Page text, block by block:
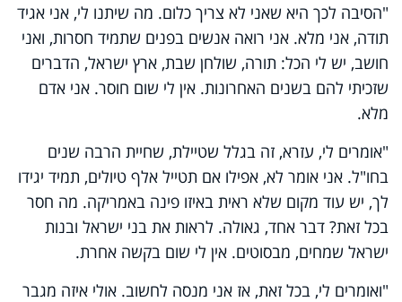
"הסיבה לכך היא שאני לא צריך כלום. מה שיתנו לי, אני אגיד
תודה, אני מלא. אני רואה אנשים בפנים שתמיד חסרות, ואני
חושב, יש לי הכל: תורה, שולחן שבת, ארץ ישראל, הדברים
שזכיתי להם בשנים האחרונות. אין לי שום חוסר. אני אדם
מלא.
"אומרים לי, עזרא, זה בגלל שטיילת, שחיית הרבה שנים
בחו"ל. אני אומר לא, אפילו אם תטייל אלף טיולים, תמיד יגידו
לך, יש עוד מקום שלא ראית באיזו פינה באמריקה. מה חסר
בכל זאת? דבר אחד, גאולה. לראות את בני ישראל ובנות
ישראל שמחים, מבסוטים. אין לי שום בקשה אחרת.
"ואומרים לי, בכל זאת, אז אני מנסה לחשוב. אולי איזה מגבר